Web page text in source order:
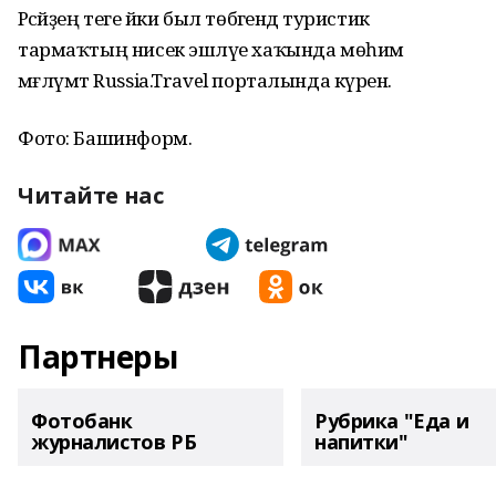
Рәсәйҙең теге йәки был төбәгендә туристик
тармаҡтың нисек эшләүе хаҡында мөһим
мәғлүмәт Russia.Travel порталында күренә.
Фото: Башинформ.
Читайте нас
Партнеры
Фотобанк
журналистов РБ
Рубрика "Еда и
напитки"